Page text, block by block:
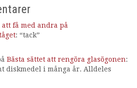
att få med andra på
: “tack”
Bästa sättet att rengöra glasögonen:
diskmedel i många år. Alldeles